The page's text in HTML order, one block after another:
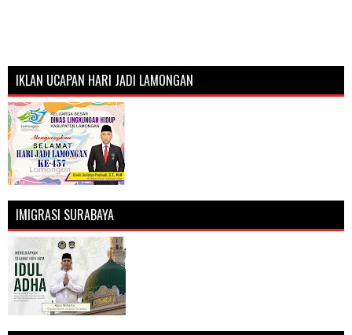
IKLAN UCAPAN HARI JADI LAMONGAN
IMIGRASI SURABAYA